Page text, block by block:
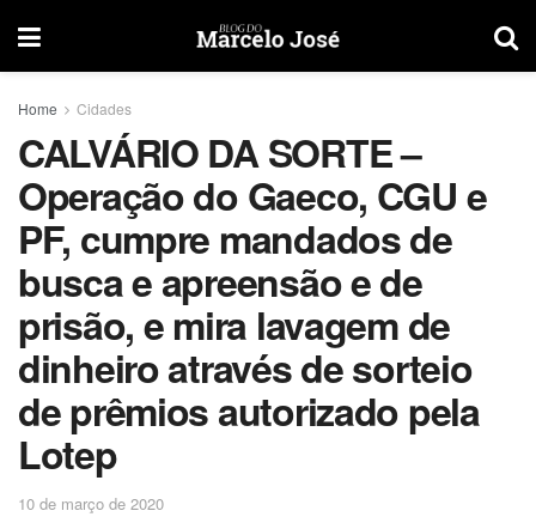
Home Cidades
CALVÁRIO DA SORTE –
Operação do Gaeco, CGU e
PF, cumpre mandados de
busca e apreensão e de
prisão, e mira lavagem de
dinheiro através de sorteio
de prêmios autorizado pela
Lotep
10 de março de 2020